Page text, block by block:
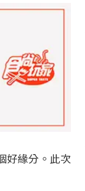
好緣分。此次